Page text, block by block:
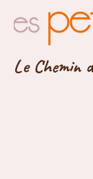
Le Chemin